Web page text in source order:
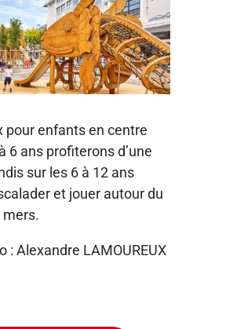
pour enfants en centre
6 ans profiterons d’une
sur les 6 à 12 ans
et jouer autour du
mers.
: Alexandre LAMOUREUX